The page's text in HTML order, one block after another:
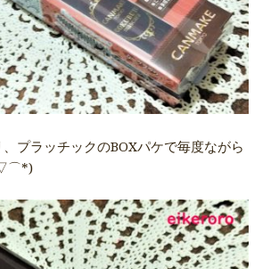
プラッチックのBOXパケで毎度ながら